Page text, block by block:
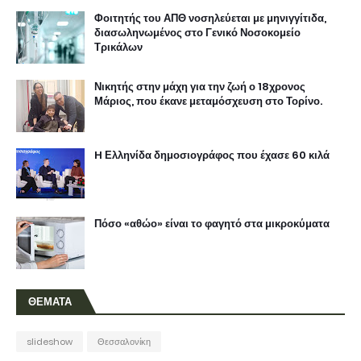
Φοιτητής του ΑΠΘ νοσηλεύεται με μηνιγγίτιδα,
διασωληνωμένος στο Γενικό Νοσοκομείο
Τρικάλων
Νικητής στην μάχη για την ζωή ο 18χρονος
Μάριος, που έκανε μεταμόσχευση στο Τορίνο.
H Ελληνίδα δημοσιογράφος που έχασε 60 κιλά
Πόσο «αθώο» είναι το φαγητό στα μικροκύματα
ΘΕΜΑΤΑ
slideshow Θεσσαλονίκη